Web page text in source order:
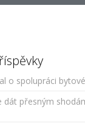
o spolupráci
dát přesným